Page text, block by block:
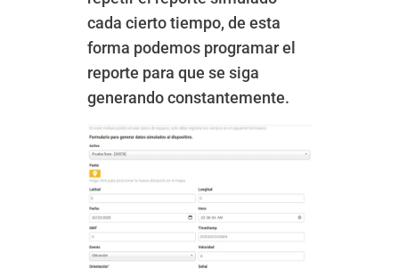
cada cierto tiempo, de esta
forma podemos programar el
reporte para que se siga
generando constantemente.